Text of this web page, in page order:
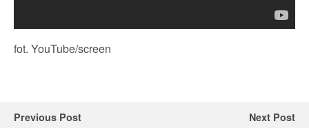
fot. YouTube/screen
Previous Post Next Post